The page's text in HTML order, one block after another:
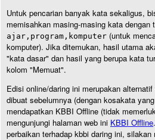
Untuk pencarian banyak kata sekaligus,
memisahkan masing-masing kata dengan
ajar,program,komputer (untuk
komputer). Jika ditemukan, hasil utama
"kata dasar" dan hasil yang berupa kata
kolom "Memuat".
Edisi online/daring ini merupakan
dibuat sebelumnya (dengan kosakata
mendapatkan KBBI Offline (tidak
mengunjungi halaman web ini KBBI Offline
perbaikan terhadap kbbi daring ini,